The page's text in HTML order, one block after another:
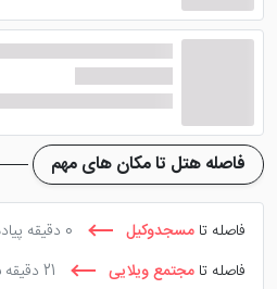
صفا و پل صفا هم از دیگر
شیراز است.
فاصله هتل تا مکان های مهم
فاصله تا مسجدوکیل 0 دقیقه پیاده روی
فاصله تا مجتمع ویلایی 21 دقیقه با ماشین